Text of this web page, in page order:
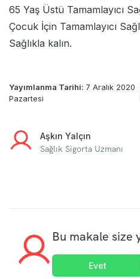
65 Yaş Üstü Tamamlayıcı
Çocuk İçin Tamamlayıcı
Sağlıkla kalın.
Yayımlanma Tarihi: 7 Aralık 2020
Pazartesi
Aşkın Yalçın
Sağlık Sigorta Uzmanı
Bu makale size
Evet